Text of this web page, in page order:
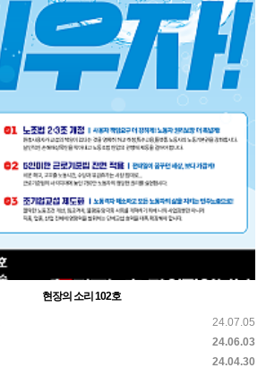
현장의 소리 102호
24.07.05
24.06.03
24.04.30